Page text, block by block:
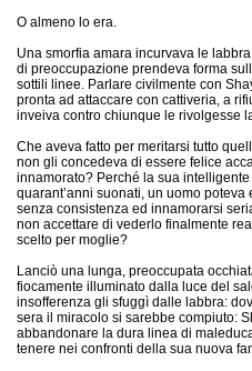
O almeno lo era.
Una smorfia amara incurvava le
di preoccupazione prendeva forma
sottili linee. Parlare civilmente con
pronta ad attaccare con cattiveria, a
inveiva contro chiunque le rivolgesse
Che aveva fatto per meritarsi tutto
non gli concedeva di essere felice
innamorato? Perché la sua
quarant’anni suonati, un uomo
senza consistenza ed innamorarsi
non accettare di vederlo finalmente
scelto per moglie?
Lanciò una lunga, preoccupata
fiocamente illuminato dalla luce del
insofferenza gli sfuggì dalle labbra:
sera il miracolo si sarebbe compiuto:
abbandonare la dura linea di
tenere nei confronti della sua nuova